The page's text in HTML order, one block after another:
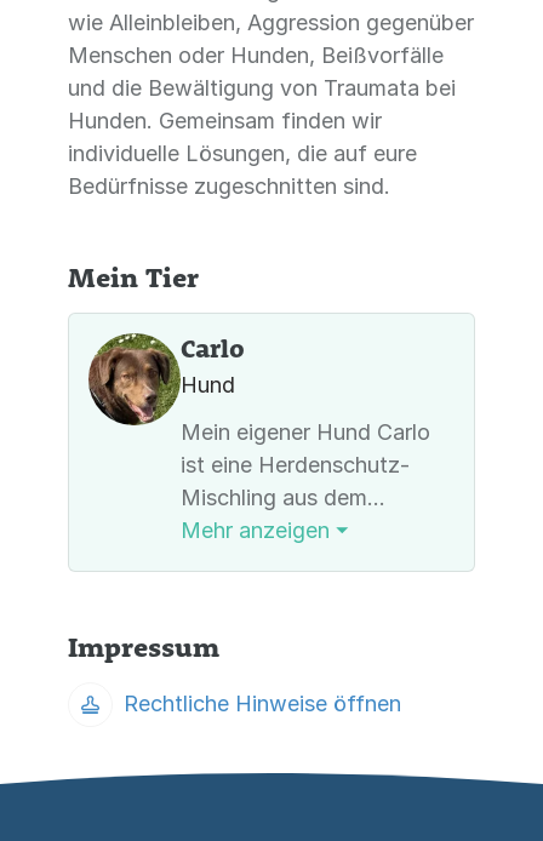
wie Alleinbleiben, Aggression gegenüber
Menschen oder Hunden, Beißvorfälle
und die Bewältigung von Traumata bei
Hunden. Gemeinsam finden wir
individuelle Lösungen, die auf eure
Bedürfnisse zugeschnitten sind.
Mein Tier
Carlo
Hund
Mein eigener Hund Carlo
ist eine Herdenschutz-
Mischling aus dem
rumänischen Tierschutz
Mehr anzeigen ⏷
Impressum
Rechtliche Hinweise öffnen